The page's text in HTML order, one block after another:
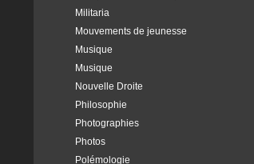
Militaria
Mouvements de jeunesse
Musique
Musique
Nouvelle Droite
Philosophie
Photographies
Photos
Polémologie